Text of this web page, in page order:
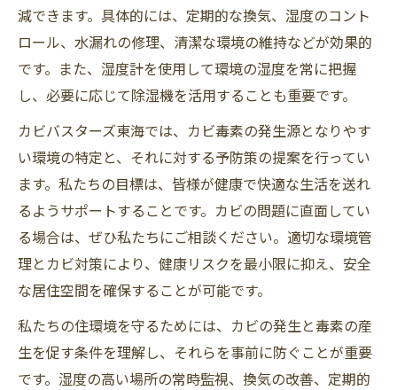
減できます。具体的には、定期的な換気、湿度のコント
ロール、水漏れの修理、清潔な環境の維持などが効果的
です。また、湿度計を使用して環境の湿度を常に把握
し、必要に応じて除湿機を活用することも重要です。
カビバスターズ東海では、カビ毒素の発生源となりやす
い環境の特定と、それに対する予防策の提案を行ってい
ます。私たちの目標は、皆様が健康で快適な生活を送れ
るようサポートすることです。カビの問題に直面してい
る場合は、ぜひ私たちにご相談ください。適切な環境管
理とカビ対策により、健康リスクを最小限に抑え、安全
な居住空間を確保することが可能です。
私たちの住環境を守るためには、カビの発生と毒素の産
生を促す条件を理解し、それらを事前に防ぐことが重要
です。湿度の高い場所の常時監視、換気の改善、定期的